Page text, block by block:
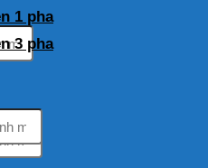
1 pha
3 pha